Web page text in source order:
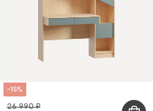
15
26 990